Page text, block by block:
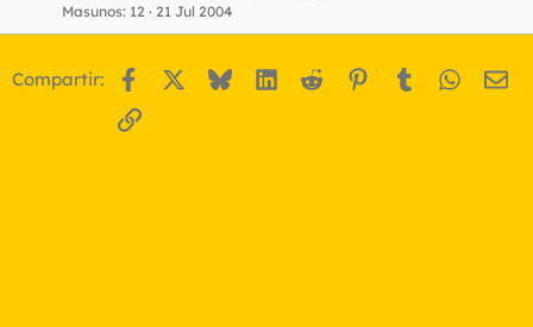
Masunos 12 21 Jul 2004
Compartir: Facebook BlueskyLinkedIn
Reddit Pinterest
Tumblr
Enlace